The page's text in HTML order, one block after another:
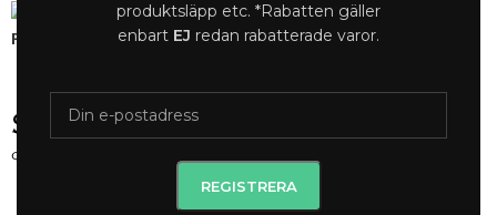
produktsläpp etc. *Rabatten gäller
enbart EJ redan rabatterade varor.
Förstora